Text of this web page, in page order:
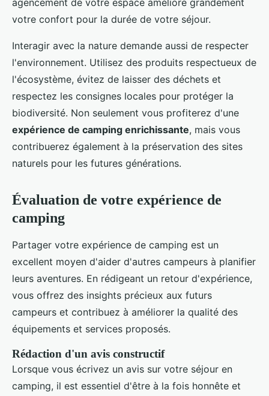
agencement de votre espace améliore grandement
votre confort pour la durée de votre séjour.
Interagir avec la nature demande aussi de respecter
l'environnement. Utilisez des produits respectueux de
l'écosystème, évitez de laisser des déchets et
respectez les consignes locales pour protéger la
biodiversité. Non seulement vous profiterez d'une
expérience de camping enrichissante, mais vous
contribuerez également à la préservation des sites
naturels pour les futures générations.
Évaluation de votre expérience de
camping
Partager votre expérience de camping est un
excellent moyen d'aider d'autres campeurs à planifier
leurs aventures. En rédigeant un retour d'expérience,
vous offrez des insights précieux aux futurs
campeurs et contribuez à améliorer la qualité des
équipements et services proposés.
Rédaction d'un avis constructif
Lorsque vous écrivez un avis sur votre séjour en
camping, il est essentiel d'être à la fois honnête et